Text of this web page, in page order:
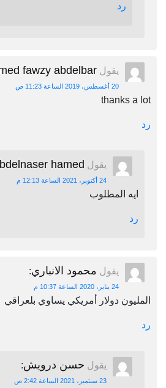
رد
يقول fawzy abdelbar
20 أغسطس، 2019 الساعة 11:23 ص
thanks a lot
رد
يقول hamed
24 أكتوبر، 2021 الساعة 12:13 م
ايه المطلوب
رد
يقول محمود الانباري:
24 يناير، 2020 الساعة 10:37 م
المليون دولار أمريكي يساوي بلعراقي
رد
يقول حسن درويش:
23 سبتمبر، 2021 الساعة 2:42 ص